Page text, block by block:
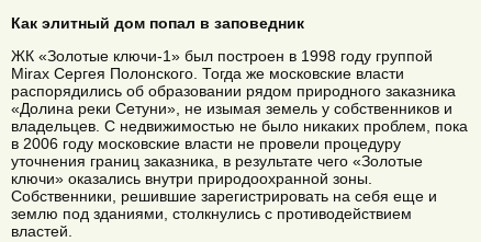
Как элитный дом попал в заповедник
ЖК «Золотые ключи-1» был построен в 1998 году группой
Mirax Сергея Полонского. Тогда же московские власти
распорядились об образовании рядом природного заказника
«Долина реки Сетуни», не изымая земель у собственников и
владельцев. С недвижимостью не было никаких проблем, пока
в 2006 году московские власти не провели процедуру
уточнения границ заказника, в результате чего «Золотые
ключи» оказались внутри природоохранной зоны.
Собственники, решившие зарегистрировать на себя еще и
землю под зданиями, столкнулись с противодействием
властей.